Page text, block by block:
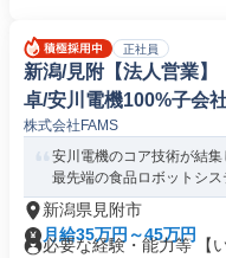
正社員
新潟/見附【法人営業
卓/安川電機100%子会
株式会社FAMS
安川電機のコア技術が結集
最先端の食品ロボットシス
新潟県見附市
月給35万円～45万円
必要な経験・能力等 【